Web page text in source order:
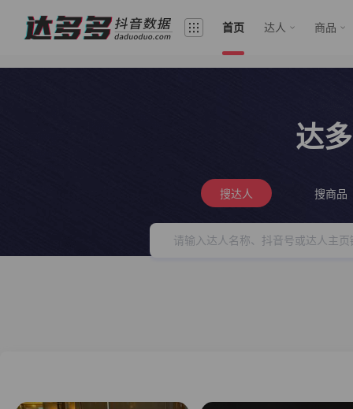
首页 达人 商品
达
搜达人 搜商品